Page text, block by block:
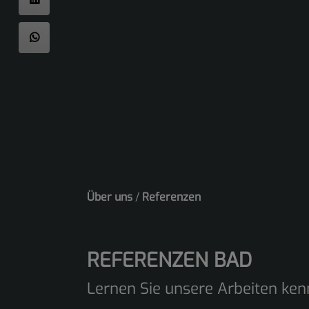
Über uns / Referenzen
REFERENZEN BAD
Lernen Sie unsere Arbeiten